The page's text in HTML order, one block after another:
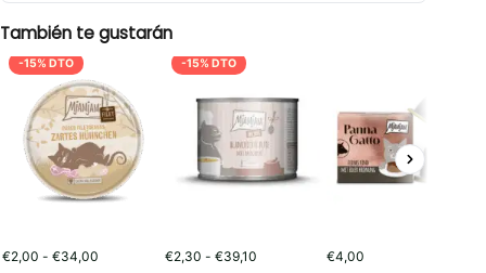
También te gustarán
-15% DTO
€2,00 - €34,00
-15% DTO
€2,30 - €39,10Rango
€4,00